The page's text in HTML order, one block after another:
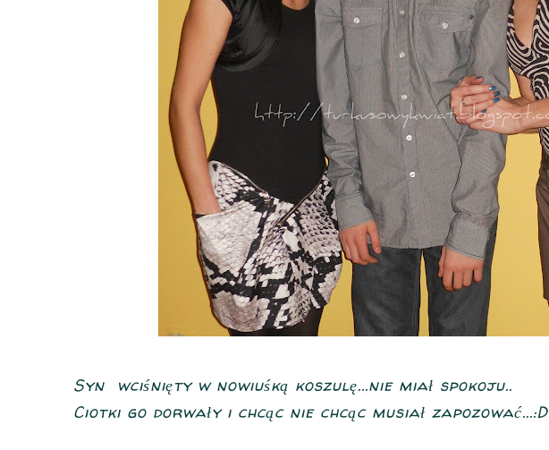
Syn wciśnięty w nowiuśką koszulę...nie miał spokoju..
Ciotki go dorwały i chcąc nie chcąc musiał zapozować...:D